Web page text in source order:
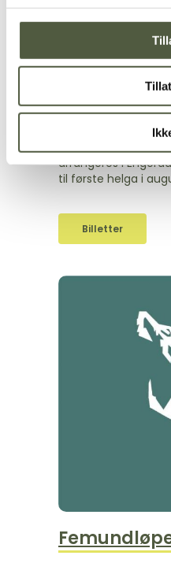
Trivselsdager for
arrangeres i
til første helga i
Billetter